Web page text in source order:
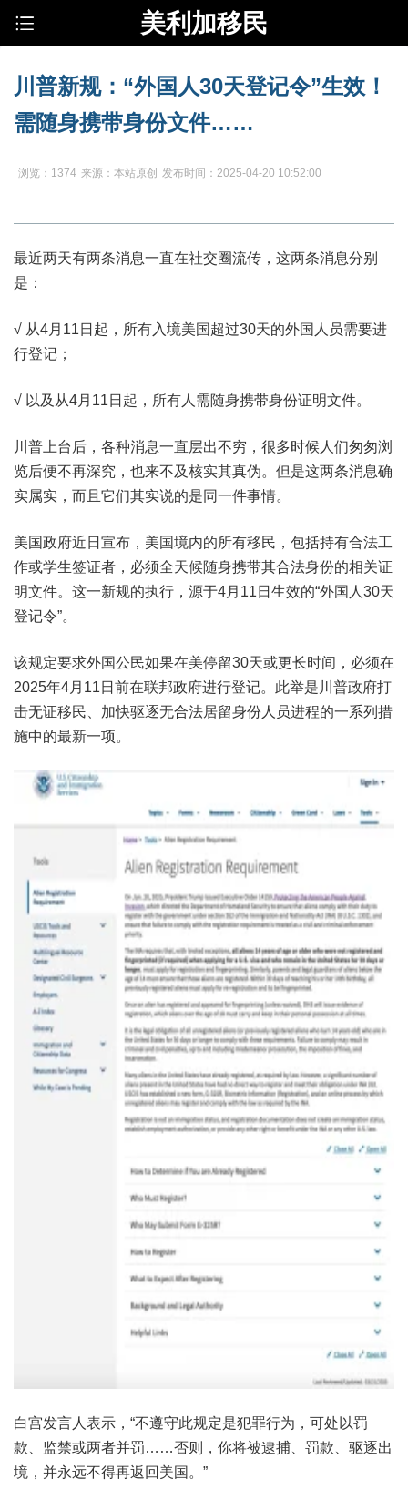
美利加移民
川普新规：“外国人30天登记令”生效！
需随身携带身份文件……
浏览：1374 来源：本站原创 发布时间：2025-04-20 10:52:00
最近两天有两条消息一直在社交圈流传，这两条消息分别
是：
√ 从4月11日起，所有入境美国超过30天的外国人员需要进
行登记；
√ 以及从4月11日起，所有人需随身携带身份证明文件。
川普上台后，各种消息一直层出不穷，很多时候人们匆匆浏
览后便不再深究，也来不及核实其真伪。但是这两条消息确
实属实，而且它们其实说的是同一件事情。
美国政府近日宣布，美国境内的所有移民，包括持有合法工
作或学生签证者，必须全天候随身携带其合法身份的相关证
明文件。这一新规的执行，源于4月11日生效的“外国人30天
登记令”。
该规定要求外国公民如果在美停留30天或更长时间，必须在
2025年4月11日前在联邦政府进行登记。此举是川普政府打
击无证移民、加快驱逐无合法居留身份人员进程的一系列措
施中的最新一项。
白宫发言人表示，“不遵守此规定是犯罪行为，可处以罚
款、监禁或两者并罚……否则，你将被逮捕、罚款、驱逐出
境，并永远不得再返回美国。”